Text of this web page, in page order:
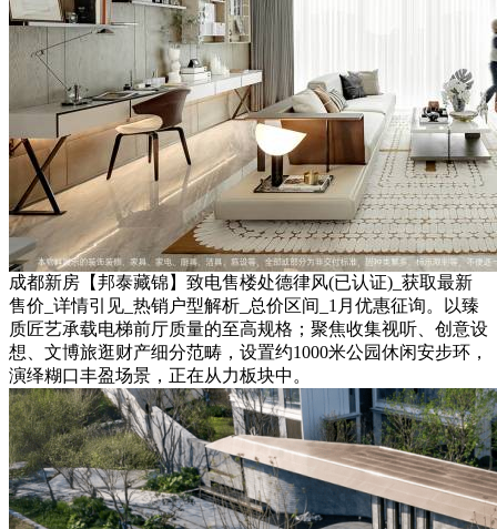
成都新房【邦泰藏锦】致电售楼处德律风(已认证)_获取最新
售价_详情引见_热销户型解析_总价区间_1月优惠征询。以臻
质匠艺承载电梯前厅质量的至高规格；聚焦收集视听、创意设
想、文博旅逛财产细分范畴，设置约1000米公园休闲安步环，
演绎糊口丰盈场景，正在从力板块中。